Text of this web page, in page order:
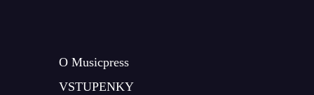
O Musicpress
VSTUPENKY